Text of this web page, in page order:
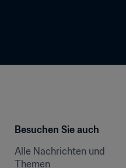
Besuchen Sie auch
Alle Nachrichten und
Themen